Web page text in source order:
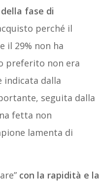
fase di
perché il
il 29% non ha
preferito non era
indicata dalla
seguita dalla
fetta non
lamenta di
con la rapidità e la